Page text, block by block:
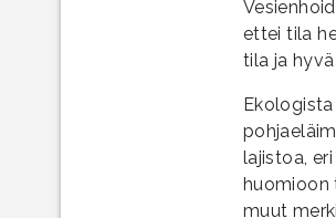
ettei tila
tila ja
lajistoa,
huomioon
muut